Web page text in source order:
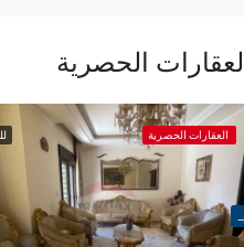
العقارات الحصرية
العقارات الحصرية